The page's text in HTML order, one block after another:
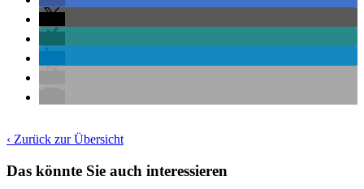
‹ Zurück zur Übersicht
Das könnte Sie auch interessieren